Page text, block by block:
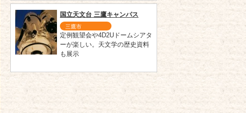
国立天文台 三鷹キャンパス
三鷹市
定例観望会や4D2Uドームシアタ
ーが楽しい。天文学の歴史資料
も展示